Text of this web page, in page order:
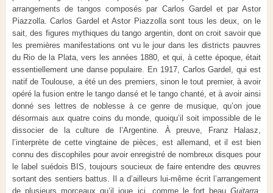
arrangements de tangos composés par Carlos Gardel et par Astor
Piazzolla. Carlos Gardel et Astor Piazzolla sont tous les deux, on le
sait, des figures mythiques du tango argentin, dont on croit savoir que
les premières manifestations ont vu le jour dans les districts pauvres
du Rio de la Plata, vers les années 1880, et qui, à cette époque, était
essentiellement une danse populaire. En 1917, Carlos Gardel, qui est
natif de Toulouse, a été un des premiers, sinon le tout premier, à avoir
opéré la fusion entre le tango dansé et le tango chanté, et à avoir ainsi
donné ses lettres de noblesse à ce genre de musique, qu’on joue
désormais aux quatre coins du monde, quoiqu’il soit impossible de le
dissocier de la culture de l’Argentine. À preuve, Franz Halasz,
l’interprète de cette vingtaine de pièces, est allemand, et il est bien
connu des discophiles pour avoir enregistré de nombreux disques pour
le label suédois BIS, toujours soucieux de faire entendre des œuvres
sortant des sentiers battus. Il a d’ailleurs lui-même écrit l’arrangement
de plusieurs morceaux qu’il joue ici, comme le fort beau Guitarra,